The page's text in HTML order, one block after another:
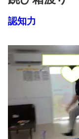
認知力